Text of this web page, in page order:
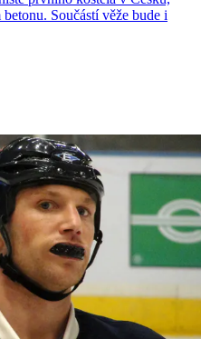
Součástí věže bude i